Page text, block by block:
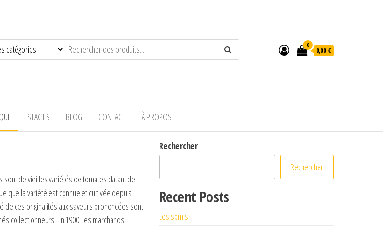
0
0,00 €
STAGES BLOG CONTACT À PROPOS
sont de vieilles variétés de tomates datant de
que la variété est connue et cultivée depuis
de ces originalités aux saveurs prononcées sont
collectionneurs. En 1900, les marchands
Rechercher
Rechercher
Recent Posts
Les semis